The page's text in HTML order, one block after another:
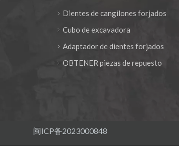
Dientes de cangilones forjados
Cubo de excavadora
Adaptador de dientes forjados
OBTENER piezas de repuesto
闽ICP备2023000848